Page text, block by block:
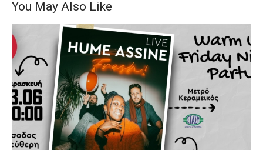
You May Also Like